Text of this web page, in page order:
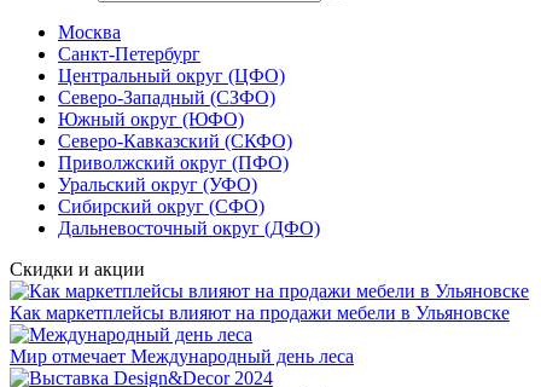
Москва
Санкт-Петербург
Центральный округ (ЦФО)
Северо-Западный (СЗФО)
Южный округ (ЮФО)
Северо-Кавказский (СКФО)
Приволжский округ (ПФО)
Уральский округ (УФО)
Сибирский округ (СФО)
Дальневосточный округ (ДФО)
Скидки и акции
Как маркетплейсы влияют на продажи мебели в Ульяновске
Мир отмечает Международный день леса